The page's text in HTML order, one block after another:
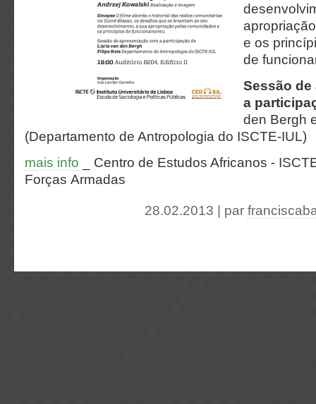
e os
de
Sessão
a
den Bergh
(Departamento de Antropologia do ISCTE-IUL)
mais info _ Centro de Estudos Africanos -
Forças Armadas
28.02.2013 | par